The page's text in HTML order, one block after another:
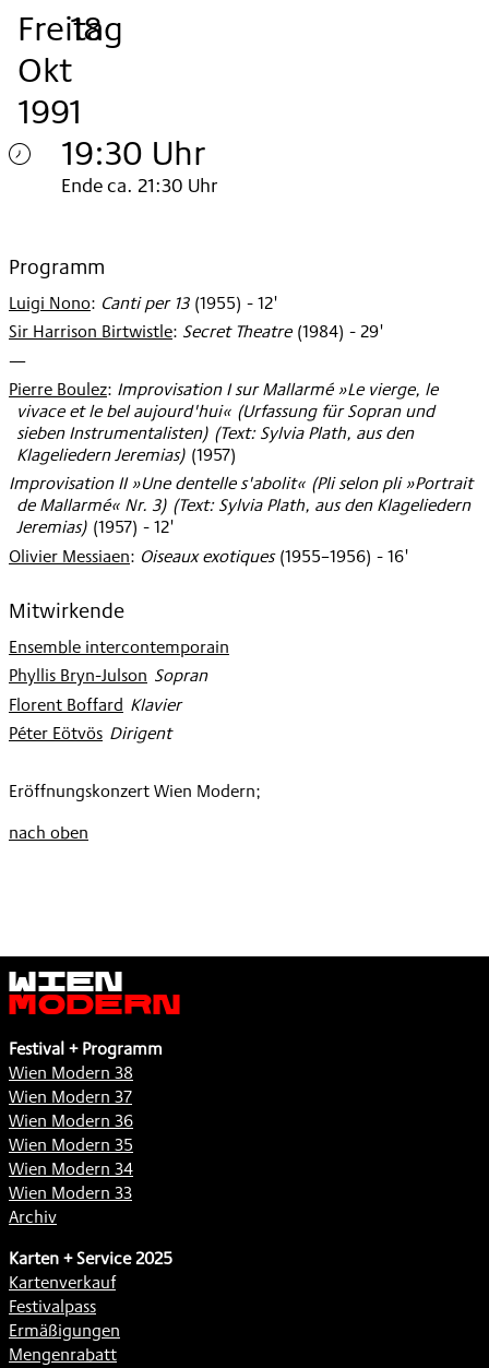
Freitag
, 18
.
Okt
1991
.
19:30 Uhr
Freitag
Okt
1991
Ende ca. 21:30 Uhr
Programm
Luigi Nono: Canti per 13 (1955) - 12'
Sir Harrison Birtwistle: Secret Theatre (1984) - 29'
—
Pierre Boulez: Improvisation I sur Mallarmé »Le vierge, le
vivace et le bel aujourd'hui« (Urfassung für Sopran und
sieben Instrumentalisten) (Text: Sylvia Plath, aus den
Klageliedern Jeremias) (1957)
Improvisation II »Une dentelle s'abolit« (Pli selon pli »Portrait
de Mallarmé« Nr. 3) (Text: Sylvia Plath, aus den Klageliedern
Jeremias) (1957) - 12'
Olivier Messiaen: Oiseaux exotiques (1955–1956) - 16'
Mitwirkende
Ensemble intercontemporain
Phyllis Bryn-Julson: Sopran
Florent Boffard: Klavier
Péter Eötvös
: Dirigent
Eröffnungskonzert Wien Modern;
nach oben
Wien
Modern
Festival + Programm
Wien Modern 38
Wien Modern 37
Wien Modern 36
Wien Modern 35
Wien Modern 34
Wien Modern 33
Archiv
Karten + Service 2025
Kartenverkauf
Festivalpass
Ermäßigungen
Mengenrabatt